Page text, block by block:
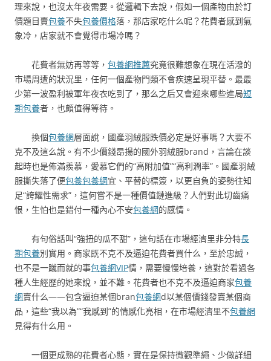
理來說，也沒太年夜需要。從邏輯下去說，假如一個產物由於訂
價題目賣包養不失包養價格落，那店家吃什么呢？花費者感到氣
象冷，店家就不會覺得市場冷嗎？
花費者無妨再等等， 包養網推薦究竟很難想象在現在活潑的
市場周遭的狀況里，任何一個產物門類不會疾速呈現平替。最最
少第一波盈利被軍年夜衣吃到了，那么之后又會迎來哪些進局短
期包養者，也頗值得等待。
換個包養網層面說，國產羽絨服跌價必定是好事嗎？大要不
克不及這么說。有不少價錢昂揚的國外羽絨服brand，言論在談
起時也是佈滿羨慕，愛慕它們的“高附加值”“高利潤率”。國產羽絨
服撕失落了便包養包養網宜、平替的標簽，以更自負的姿勢往知
足“誇耀性需求”，這何嘗不是一種價值鏈進級？人們對此切齒痛
恨，生怕也是錯付一種內心不安包養網的感情。
有句俗話叫“強扭的瓜不甜”，這句話在市場經濟里非分特長
期包養別實用。商家既不克不及逼迫花費者買什么，至於忠誠，
也不是一蹴而就的事包養網VIP情，需要慢慢培養，這對於看過各
種人生經歷的她來說，並不難。花費者也不克不及逼迫商家包養
網賣什么——包含逼迫某個bran包養網d以某個價錢發賣某個商
品，這些“我以為”“我感到”的情感化亮相，在市場經濟里不包養網
見得有什么用。
一個更成熟的花費者心態，實在是保持微觀準繩、少做詳細